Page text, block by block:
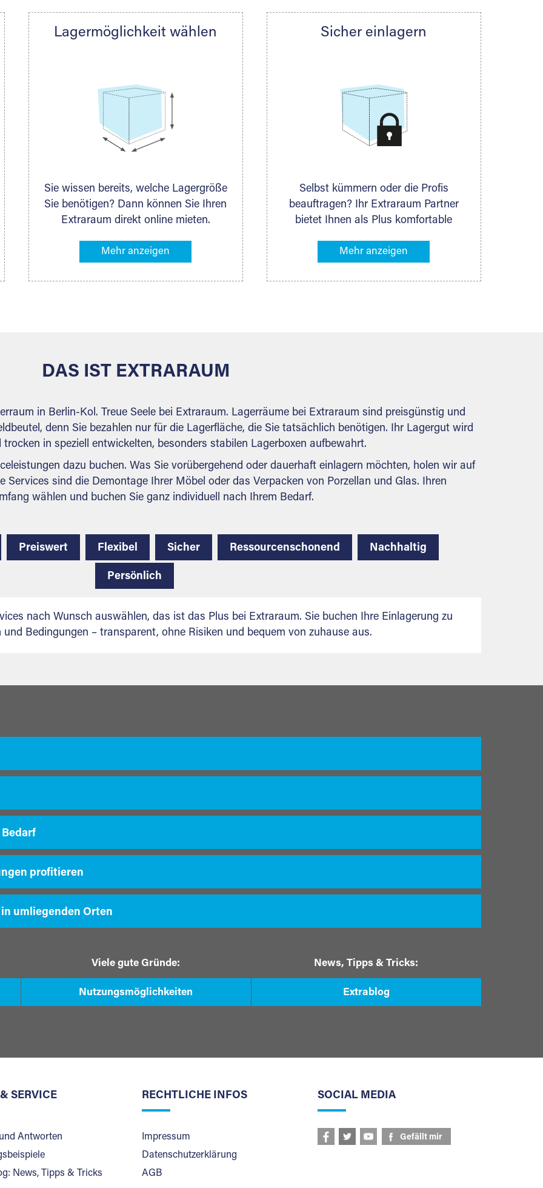
Ihre Nachricht.Lagermöglichkeit wählen
Sie wissen bereits, welche Lagergröße
Sie benötigen? Dann können Sie Ihren
Extraraum direkt online mieten.
Lagerliste die entsprechenden
möchten – das Volumen wird sofort
weiteren Fragen, die Sie haben.
Sicher einlagern
Selbst kümmern oder die Profis
beauftragen? Ihr Extraraum Partner
bietet Ihnen als Plus komfortable
besonders bequem machen. Dazu
Lieferung von Packmaterial sowie
DAS IST EXTRARAUM
in Berlin-Kol. Treue Seele bei Extraraum. Lagerräume bei Extraraum sind preisgünstig und
denn Sie bezahlen nur für die Lagerfläche, die Sie tatsächlich benötigen. Ihr Lagergut wird
trocken in speziell entwickelten, besonders stabilen Lagerboxen aufbewahrt.
dazu buchen. Was Sie vorübergehend oder dauerhaft einlagern möchten, holen wir auf
Services sind die Demontage Ihrer Möbel oder das Verpacken von Porzellan und Glas. Ihren
wählen und buchen Sie ganz individuell nach Ihrem Bedarf.
Preiswert Flexibel Sicher Ressourcenschonend Nachhaltig
Persönlich
nach Wunsch auswählen, das ist das Plus bei Extraraum. Sie buchen Ihre Einlagerung zu
und Bedingungen – transparent, ohne Risiken und bequem von zuhause aus.
Bedarf
profitieren
umliegenden Orten
Viele gute Gründe:
Nutzungsmöglichkeiten
News, Tipps & Tricks:
Extrablog
SERVICE
Antworten
News, Tipps & Tricks
RECHTLICHE INFOS
Impressum
Datenschutzerklärung
AGB
SOCIAL MEDIA
Gefällt mir